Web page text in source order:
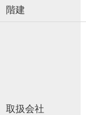
階建
取扱会社